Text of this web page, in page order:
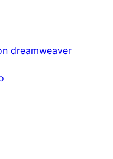
dreamweaver